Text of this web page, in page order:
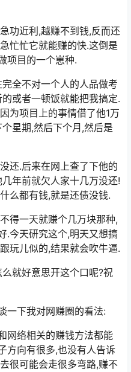
功近利,越赚不到钱,反而还
忙忙它就能赚的快.这倒是
项目的一个崽种.
全不对一个人的人品做考
或者一顿饭就能把我搞定.
为项目上的事情借了他1万
星期,然后下个月,然后是
还.后来在网上查了下他的
年前就欠人家十几万没还!
么都有钱,就是还债没钱.
得一天就赚个几万块那种,
.今天研究这个,明天又想搞
玩儿似的,结果就会吹牛逼.
就好意思开这个口呢?祝
一下我对网赚圈的看法:
网络相关的赚钱方法都能
方向有很多,也没有人告诉
很可能会走很多弯路,赚不